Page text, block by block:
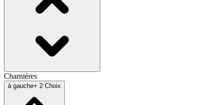
Charnières
à gauche+ 2 Choix